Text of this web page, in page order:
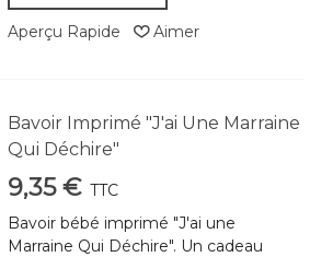
Aperçu Rapide Aimer
Bavoir Imprimé "J'ai Une Marraine
Qui Déchire"
9,35 € TTC
Bavoir bébé imprimé "J'ai une
Marraine Qui Déchire". Un cadeau